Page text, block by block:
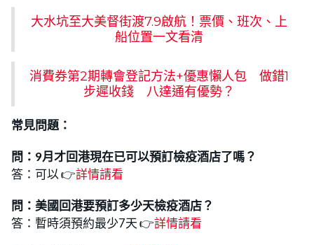
大水坑至大美督街渡7.9啟航！票價、班次、上
船位置一文看清
消費券第2期轉會登記方法+優惠懶人包 做錯1
步遲收錢 八達通有優勢？
常見問題：
問：9月才回港現在已可以預訂檢疫酒店了嗎？
答：可以 👉詳情請看
問：美國回港要預訂多少天檢疫酒店？
答：暫時須預約最少7天 👉詳情請看